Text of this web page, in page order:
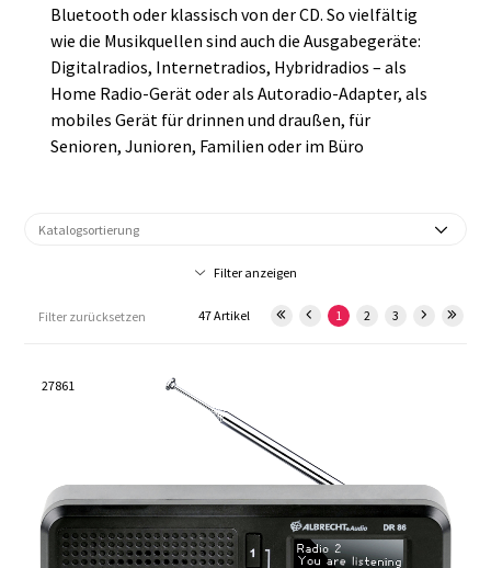
Bluetooth oder klassisch von der CD. So vielfältig
wie die Musikquellen sind auch die Ausgabegeräte:
Digitalradios, Internetradios, Hybridradios – als
Home Radio-Gerät oder als Autoradio-Adapter, als
mobiles Gerät für drinnen und draußen, für
Senioren, Junioren, Familien oder im Büro
Filter anzeigen
Filter zurücksetzen 1 2 3
47 Artikel
27861